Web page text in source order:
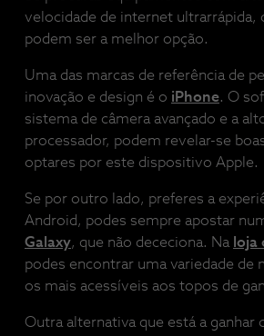
velocidade de internet ultrarrápida,
podem ser a melhor opção.
Uma das marcas de referência de
inovação e design é o iPhone. O
sistema de câmera avançado e a
processador, podem revelar-se
optares por este dispositivo Apple.
Se por outro lado, preferes a
Android, podes sempre apostar
Galaxy, que não dececiona. Na loja
podes encontrar uma variedade de
os mais acessíveis aos topos de
Outra alternativa que está a ganhar